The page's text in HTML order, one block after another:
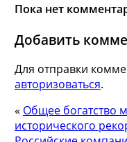
Пока нет
Добавить
Для отправки
авторизоваться.
« Общее богатство
исторического